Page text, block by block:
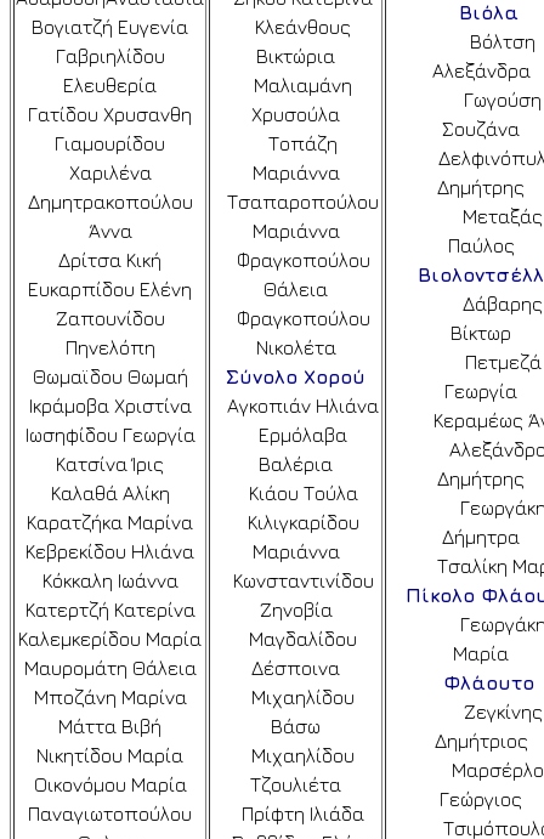
Βογιατζή Ευγενία
Γαβριηλίδου
Ελευθερία
Γατίδου Χρυσανθη
Γιαμουρίδου
Χαριλένα
Δημητρακοπούλου
Άννα
Δρίτσα Κική
Ευκαρπίδου Ελένη
Ζαπουνίδου
Πηνελόπη
Θωμαϊδου Θωμαή
Ικράμοβα Χριστίνα
Ιωσηφίδου Γεωργία
Κατσίνα Ίρις
Καλαθά Αλίκη
Καρατζήκα Μαρίνα
Κεβρεκίδου Ηλιάνα
Κόκκαλη Ιωάννα
Κατερτζή Κατερίνα
Καλεμκερίδου Μαρία
Μαυρομάτη Θάλεια
Μποζάνη Μαρίνα
Μάττα Βιβή
Νικητίδου Μαρία
Οικονόμου Μαρία
Παναγιωτοπούλου
Κλεάνθους
Βικτώρια
Μαλιαμάνη
Χρυσούλα
Τοπάζη
Μαριάννα
Τσαπαροπούλου
Μαριάννα
Φραγκοπούλου
Θάλεια
Φραγκοπούλου
Νικολέτα
Σύνολο Χορού
Αγκοπιάν Ηλιάνα
Ερμόλαβα
Βαλέρια
Κιάου Τούλα
Κιλιγκαρίδου
Μαριάννα
Κωνσταντινίδου
Ζηνοβία
Μαγδαλίδου
Δέσποινα
Μιχαηλίδου
Βάσω
Μιχαηλίδου
Τζουλιέτα
Πρίφτη Ιλιάδα
Βιόλα
Βόλτση
Αλεξάνδρα
Γωγούση
Σουζάνα
Δημήτρης
Μεταξάς
Παύλος
Δάβαρης
Βίκτωρ
Πετμεζά
Γεωργία
Κεραμέως
Δημήτρης
Δήμητρα
Τσαλίκη
Πίκολο
Μαρία
Φλάουτο
Ζεγκίνης
Δημήτριος
Γεώργιος